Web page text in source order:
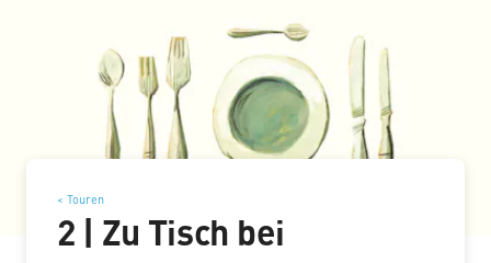
< Touren
2 | Zu Tisch bei